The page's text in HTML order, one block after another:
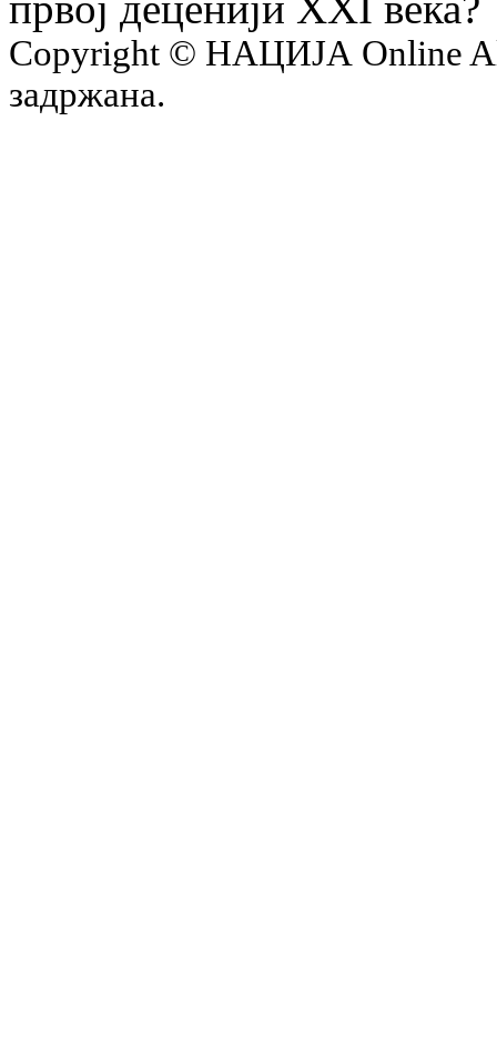
Copyright © НАЦИЈА Online
задржана.